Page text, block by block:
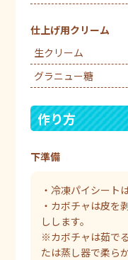
仕上げ用クリーム
生クリーム
グラニュー糖
作り方
下準備
・冷凍パイシート
・カボチャは皮を
しします。
※カボチャは茹で
たは蒸し器で柔ら